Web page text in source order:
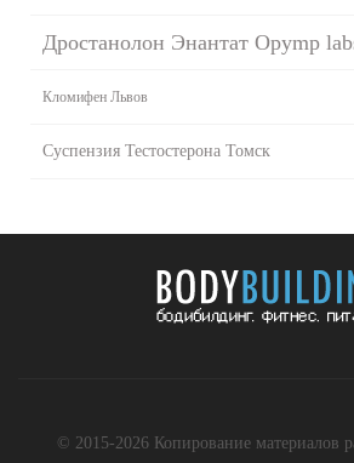
Дростанолон Энантат Opymp
Кломифен Львов
Суспензия Тестостерона Томск
© 2015-2026 Копирование материалов